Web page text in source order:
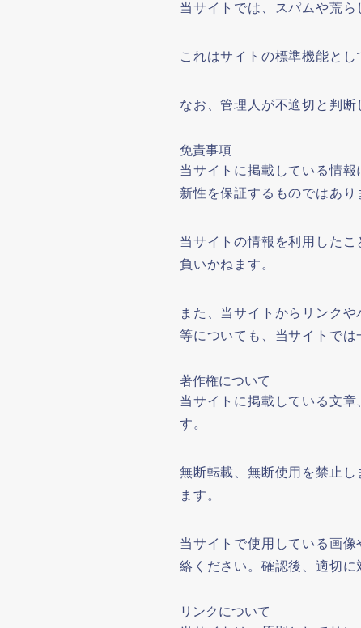
当サイトでは、スパムや荒
これはサイトの標準機能と
なお、管理人が不適切と判断
免責事項
当サイトに掲載している情
新性を保証するものではあり
当サイトの情報を利用した
負いかねます。
また、当サイトからリンク
等についても、当サイトでは
著作権について
当サイトに掲載している文
す。
無断転載、無断使用を禁止
ます。
当サイトで使用している画
絡ください。確認後、適切に
リンクについて